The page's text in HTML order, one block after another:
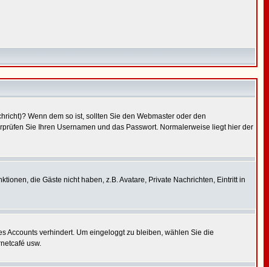
Wenn dem so ist, sollten Sie den Webmaster oder den
Sie Ihren Usernamen und das Passwort. Normalerweise liegt hier der
die Gäste nicht haben, z.B. Avatare, Private Nachrichten, Eintritt in
Accounts verhindert. Um eingeloggt zu bleiben, wählen Sie die
usw.